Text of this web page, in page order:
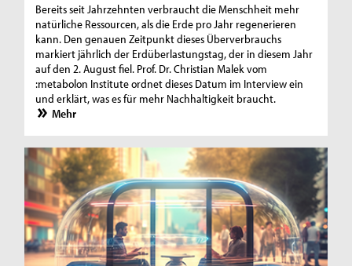
Bereits seit Jahrzehnten verbraucht die Menschheit mehr
natürliche Ressourcen, als die Erde pro Jahr regenerieren
kann. Den genauen Zeitpunkt dieses Überverbrauchs
markiert jährlich der Erdüberlastungstag, der in diesem Jahr
auf den 2. August fiel. Prof. Dr. Christian Malek vom
:metabolon Institute ordnet dieses Datum im Interview ein
und erklärt, was es für mehr Nachhaltigkeit braucht.
Mehr